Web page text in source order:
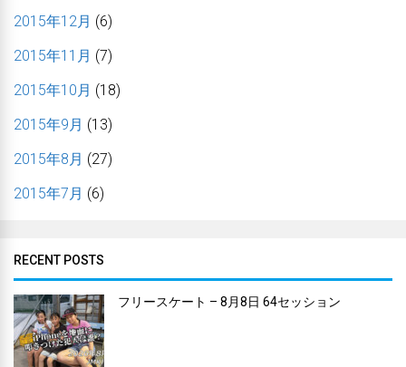
2015年12月 (6)
2015年11月 (7)
2015年10月 (18)
2015年9月 (13)
2015年8月 (27)
2015年7月 (6)
RECENT POSTS
フリースケート – 8月8日 64セッション